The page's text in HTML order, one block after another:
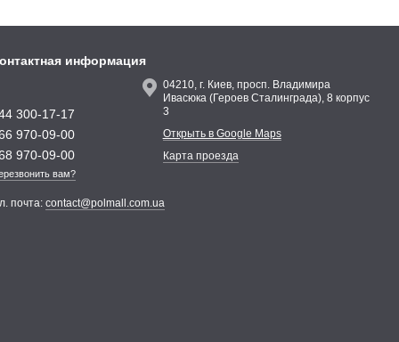
информация
300-17-17
970-09-00
970-09-00
вам?
04210, г. Киев, просп. Владимира
Ивасюка (Героев Сталинграда), 8 корпус
3
Открыть в Google Maps
Карта проезда
почта:contact@polmall.com.ua